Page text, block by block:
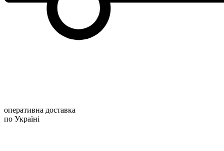
оперативна доставка
по Україні